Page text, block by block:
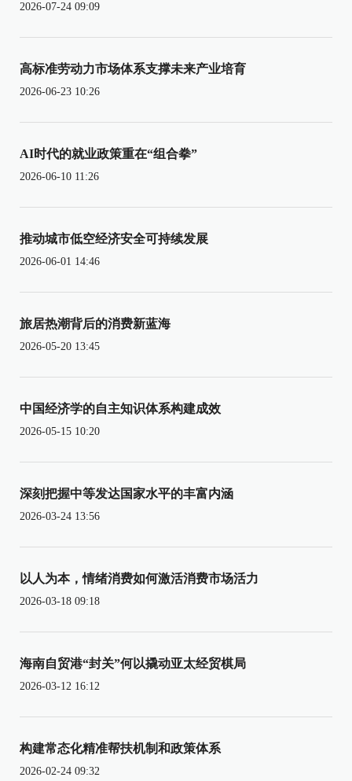
2026-07-24 09:09
高标准劳动力市场体系支撑未来产业培育
2026-06-23 10:26
AI时代的就业政策重在“组合拳”
2026-06-10 11:26
推动城市低空经济安全可持续发展
2026-06-01 14:46
旅居热潮背后的消费新蓝海
2026-05-20 13:45
中国经济学的自主知识体系构建成效
2026-05-15 10:20
深刻把握中等发达国家水平的丰富内涵
2026-03-24 13:56
以人为本，情绪消费如何激活消费市场活力
2026-03-18 09:18
海南自贸港“封关”何以撬动亚太经贸棋局
2026-03-12 16:12
构建常态化精准帮扶机制和政策体系
2026-02-24 09:32